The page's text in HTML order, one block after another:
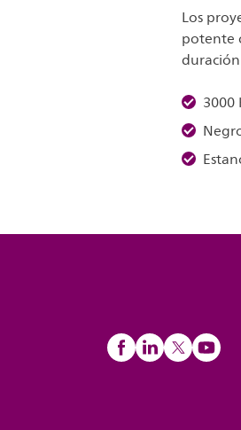
Los
potente
3000